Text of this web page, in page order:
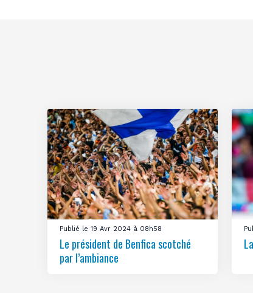
Publié le 19 Avr 2024 à 08h58
Le président de Benfica scotché
par l’ambiance